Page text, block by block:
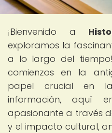
¡Bienvenido a
exploramos la
a lo largo del
comienzos en la
papel crucial en
información, aquí
apasionante a través
y el impacto cultural,